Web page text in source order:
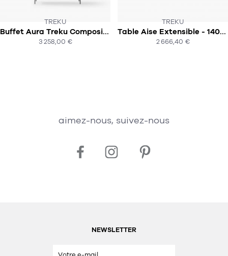
TREKU
Buffet Aura Treku Composition 1
3 258,00 €
SOUS 10-12 SEMAINES
ACHAT EXPRESS
TREKU
Table Aise Extensible - 140x90cm - Plateau rectangulaire - Treku
2 666,40 €
SOUS 6-8 SEMAINES
ACHAT EXPRESS
aimez-nous, suivez-nous
NEWSLETTER